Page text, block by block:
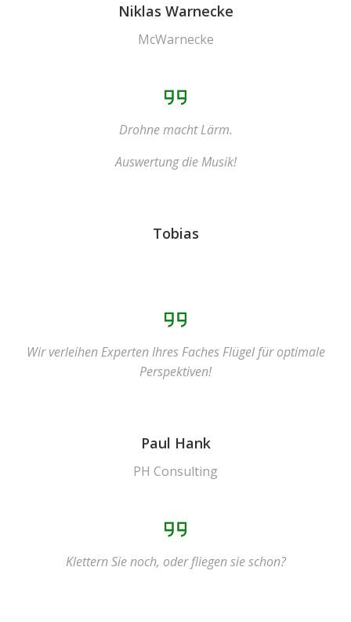
Niklas Warnecke
McWarnecke
Drohne macht Lärm.
Auswertung die Musik!
Tobias
Wir verleihen Experten Ihres Faches Flügel für optimale
Perspektiven!
Paul Hank
PH Consulting
Klettern Sie noch, oder fliegen sie schon?